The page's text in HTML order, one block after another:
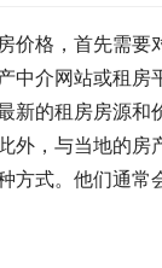
价格，首先需要
中介网站或租房
新的租房房源和
外，与当地的房
方式。他们通常